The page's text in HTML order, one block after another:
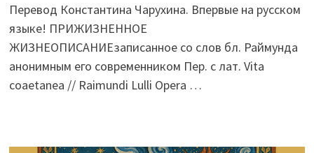
Перевод Константина Чарухина. Впервые на русском
языке! ПРИЖИЗНЕННОЕ
ЖИЗНЕОПИСАНИЕзаписанное со слов бл. Раймунда
анонимным его современником Пер. с лат. Vita
coaetanea // Raimundi Lulli Opera …